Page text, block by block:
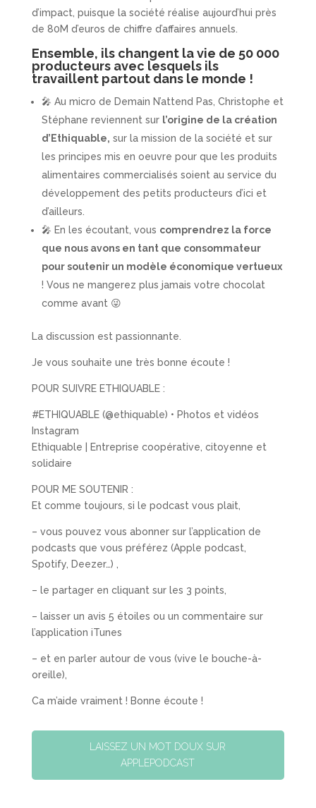
d’impact, puisque la société réalise aujourd’hui près
de 80M d’euros de chiffre d’affaires annuels.
Ensemble, ils changent la vie de 50 000
producteurs avec lesquels ils
travaillent partout dans le monde !
🎤 Au micro de Demain N’attend Pas, Christophe et
Stéphane reviennent sur l’origine de la création
d’Ethiquable, sur la mission de la société et sur
les principes mis en oeuvre pour que les produits
alimentaires commercialisés soient au service du
développement des petits producteurs d’ici et
d’ailleurs.
🎤 En les écoutant, vous comprendrez la force
que nous avons en tant que consommateur
pour soutenir un modèle économique vertueux
! Vous ne mangerez plus jamais votre chocolat
comme avant 😜
La discussion est passionnante.
Je vous souhaite une très bonne écoute !
POUR SUIVRE ETHIQUABLE :
#ETHIQUABLE (@ethiquable) • Photos et vidéos
Instagram
Ethiquable | Entreprise coopérative, citoyenne et
solidaire
POUR ME SOUTENIR :
Et comme toujours, si le podcast vous plait,
– vous pouvez vous abonner sur l’application de
podcasts que vous préférez (Apple podcast,
Spotify, Deezer…) ,
– le partager en cliquant sur les 3 points,
– laisser un avis 5 étoiles ou un commentaire sur
l’application iTunes
– et en parler autour de vous (vive le bouche-à-
oreille),
Ca m’aide vraiment ! Bonne écoute !
LAISSEZ UN MOT DOUX SUR
APPLEPODCAST